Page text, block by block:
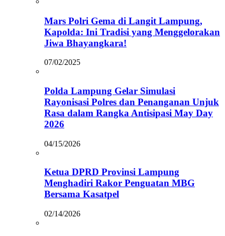
Mars Polri Gema di Langit Lampung,
Kapolda: Ini Tradisi yang Menggelorakan
Jiwa Bhayangkara!
07/02/2025
Polda Lampung Gelar Simulasi
Rayonisasi Polres dan Penanganan Unjuk
Rasa dalam Rangka Antisipasi May Day
2026
04/15/2026
Ketua DPRD Provinsi Lampung
Menghadiri Rakor Penguatan MBG
Bersama Kasatpel
02/14/2026